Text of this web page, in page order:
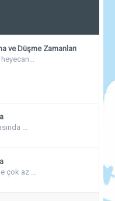
ve Düşme Zamanları
...
çok az ...